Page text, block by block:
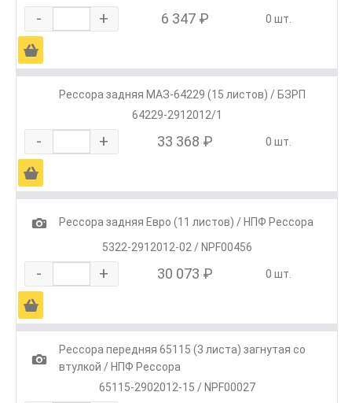
- + 6 347 ₽ 0 шт.
Ä
Рессора задняя МАЗ-64229 (15 листов) / БЗРП
64229-2912012/1
- + 33 368 ₽ 0 шт.
Ä
1
Рессора задняя Евро (11 листов) / НПФ Рессора
5322-2912012-02 / NPF00456
- + 30 073 ₽ 0 шт.
Ä
1
Рессора передняя 65115 (3 листа) загнутая со
втулкой / НПФ Рессора
65115-2902012-15 / NPF00027